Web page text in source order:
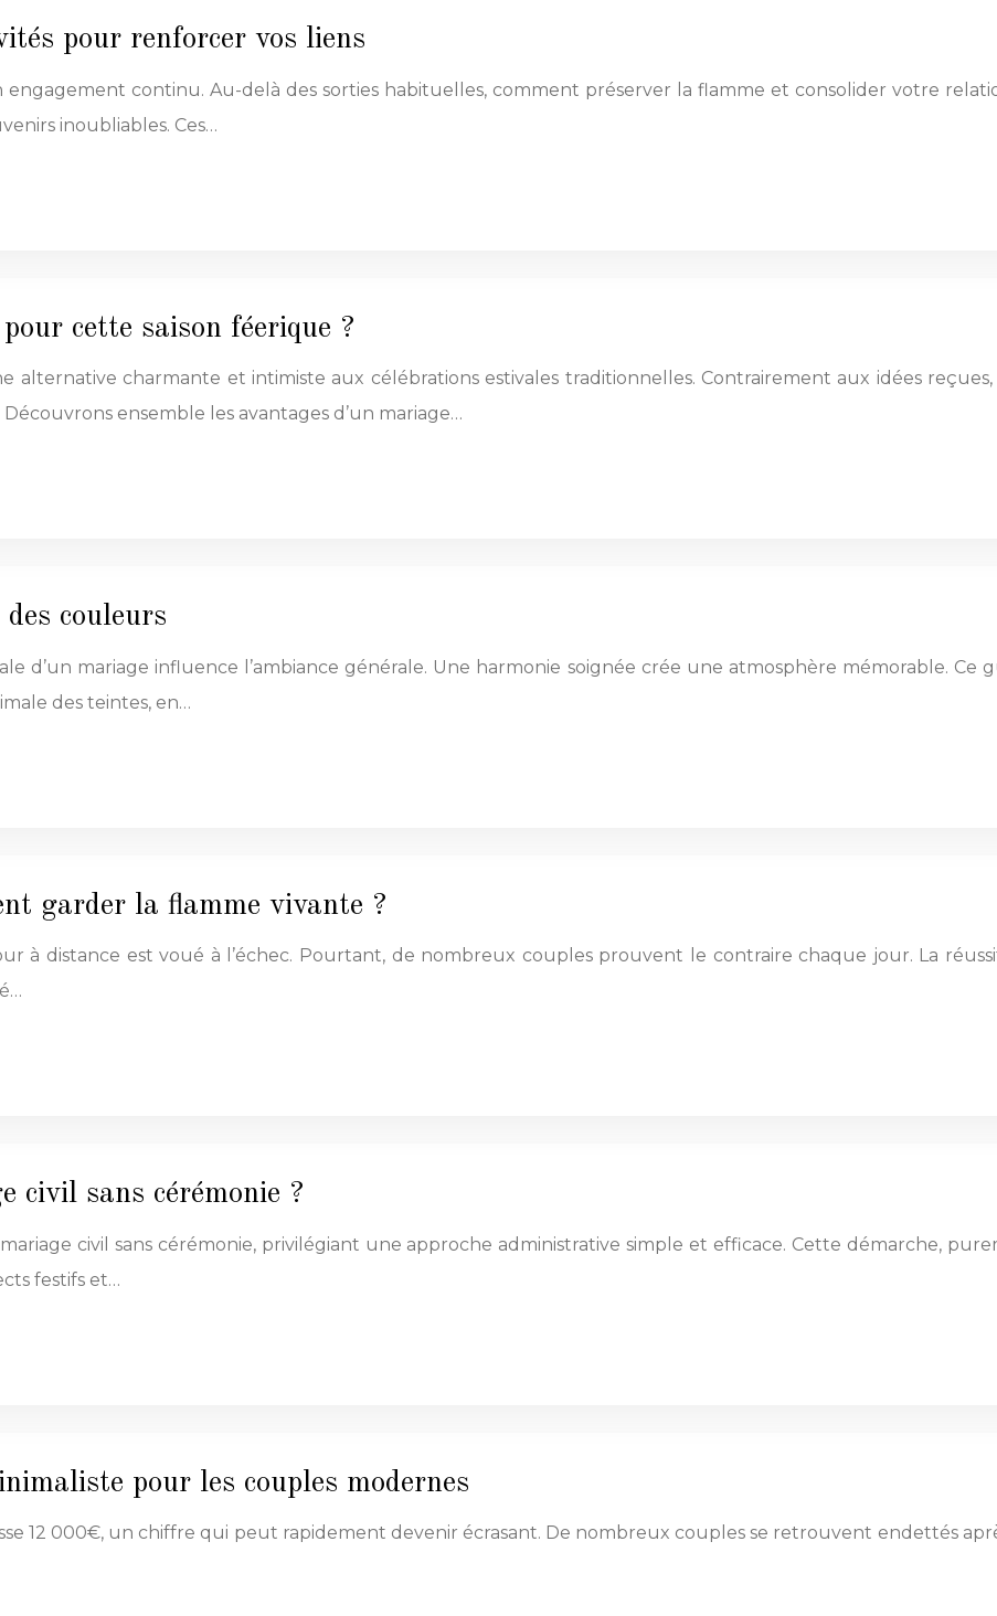
pour renforcer vos liens
continu. Au-delà des sorties habituelles, comment préserver la flamme et consolider votre
inoubliables. Ces…
cette saison féerique ?
alternative charmante et intimiste aux célébrations estivales traditionnelles. Contrairement aux idées
ensemble les avantages d’un mariage…
couleurs
d’un mariage influence l’ambiance générale. Une harmonie soignée crée une atmosphère mémorable.
des teintes, en…
garder la flamme vivante ?
à distance est voué à l’échec. Pourtant, de nombreux couples prouvent le contraire chaque jour. La
civil sans cérémonie ?
civil sans cérémonie, privilégiant une approche administrative simple et efficace. Cette démarche,
festifs et…
pour les couples modernes
12 000€, un chiffre qui peut rapidement devenir écrasant. De nombreux couples se retrouvent endettés